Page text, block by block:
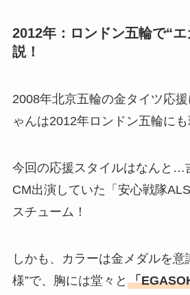
2012年：ロンドン五輪で“
説！
2008年北京五輪の金タイツ応
ゃんは2012年ロンドン五輪にも
今回の応援スタイルはなんと…
CM出演していた「安心戦隊
スチューム！
しかも、カラーは金メダルを意
様”で、胸には堂々と 「